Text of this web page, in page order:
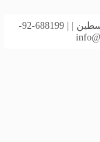
جامعة فلسطين التقنية “خضوري” |طولكرم – فلسطين | | 688199-92-